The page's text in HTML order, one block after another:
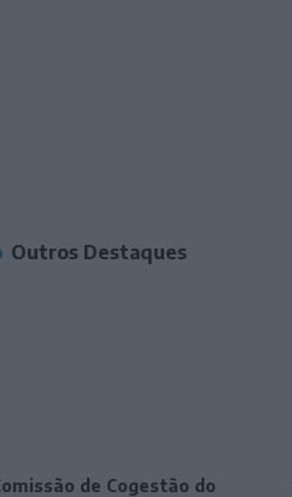
Outros Destaques
de Cogestão do